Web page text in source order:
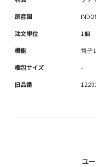
原産国
注文単位 1個
機能 電子
梱包サイズ -
旧品番
ユ